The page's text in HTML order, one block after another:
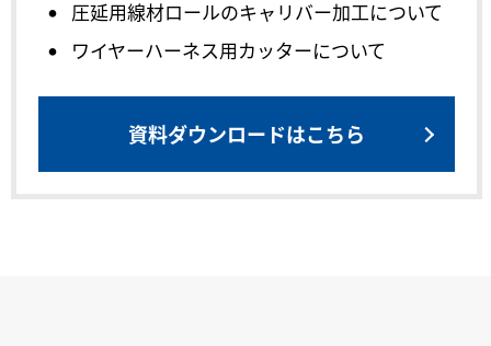
圧延用線材ロールのキャリバー加工について
ワイヤーハーネス用カッターについて
資料ダウンロードはこちら